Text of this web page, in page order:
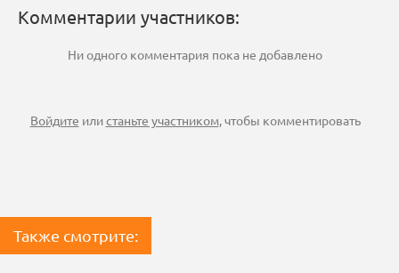
Комментарии участников:
Ни одного комментария пока не добавлено
Войдите илистаньте участником, чтобы комментировать
Также смотрите: